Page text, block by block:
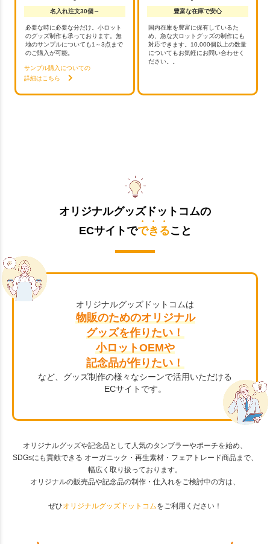
名入れ注文30個～
必要な時に必要な分だけ。小ロット
のグッズ制作も承っております。無
地のサンプルについても1～3点まで
のご購入が可能。
サンプル購入についての
詳細はこちら
豊富な在庫で安心
国内在庫を豊富に保有しているた
め、急な大ロットグッズの制作にも
対応できます。10,000個以上の数量
についてもお気軽にお問い合わせく
ださい。。
オリジナルグッズドットコムの
ECサイトでできること
オリジナルグッズドットコムは
物販のためのオリジナル
グッズを作りたい！
小ロットOEMや
記念品が作りたい！
など、グッズ制作の様々なシーンで活用いただける
ECサイトです。
オリジナルグッズや記念品として人気のタンブラーやポーチを始め、
SDGsにも貢献できる オーガニック・再生素材・フェアトレード商品まで、
幅広く取り扱っております。
オリジナルの販売品や記念品の制作・仕入れをご検討中の方は、
ぜひオリジナルグッズドットコムをご利用ください！